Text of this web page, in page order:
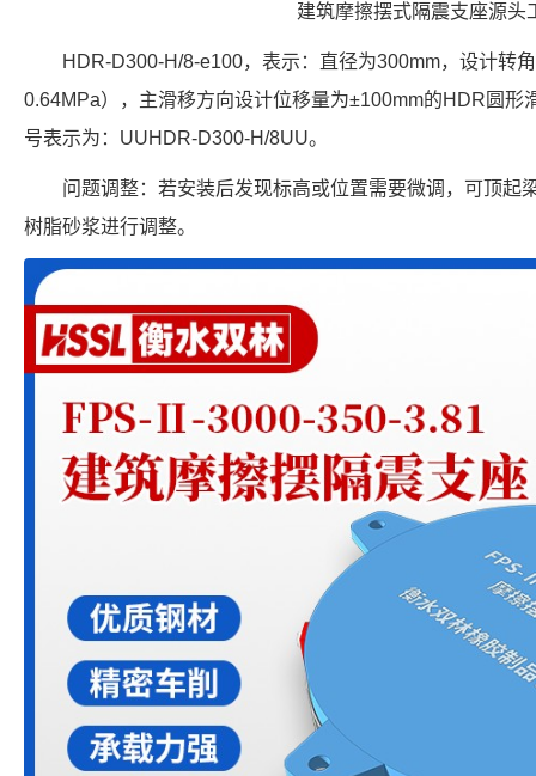
建筑摩擦摆式隔震支座源头
HDR-D300-H/8-e100，表示：直径为300mm，设计转
0.64MPa），主滑移方向设计位移量为±100mm的HDR圆形
号表示为：UUHDR-D300-H/8UU。
问题调整：若安装后发现标高或位置需要微调，可顶起
树脂砂浆进行调整。